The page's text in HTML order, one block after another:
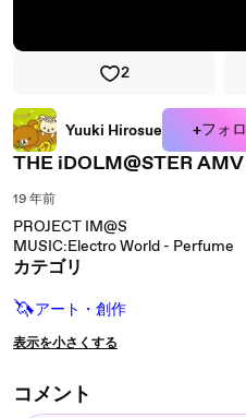
2
Yuuki Hirosue +フォ
THE iDOLM@STER
19 年前
PROJECT IM@S
MUSIC:Electro World - Perfume
カテゴリ
🦄アート・創作
表示を小さくする
コメント